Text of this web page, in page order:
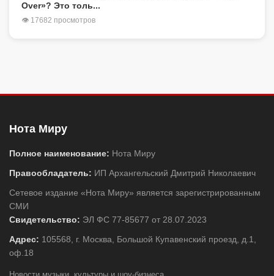
Over»? Это толь...
👁 17682 просмотров
Нота Миру
Полное наименование: Нота Миру
Правообладатель: ИП Архангельский Дмитрий Николаевич
Сетевое издание «Нота Миру» является зарегистрированным
СМИ
Свидетельство: ЭЛ ФС 77-85677 от 28.07.2023
Адрес: 105568, г. Москва, Большой Купавенский проезд, д.1,
оф.18